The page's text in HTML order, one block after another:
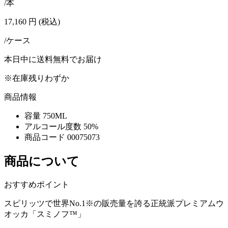
/本
17,160 円 (税込)
/ケース
本日中に送料無料でお届け
※在庫残りわずか
商品情報
容量 750ML
アルコール度数 50%
商品コード 00075073
商品について
おすすめポイント
スピリッツで世界No.1※の販売量を誇る正統派プレミアムウ
オッカ「スミノフ™」